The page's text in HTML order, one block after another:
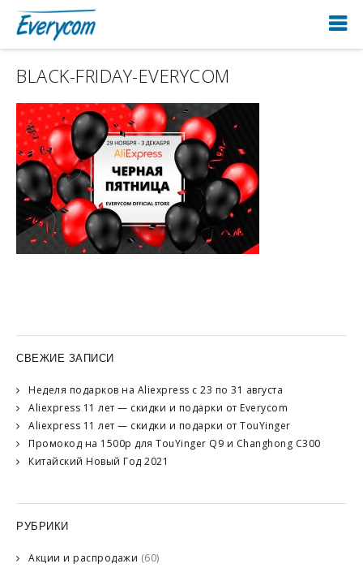
BLACK-FRIDAY-EVERYCOM
СВЕЖИЕ ЗАПИСИ
Неделя подарков на Aliexpress с 23 по 31 августа
Aliexpress 11 лет — скидки и подарки от Everycom
Aliexpress 11 лет — скидки и подарки от TouYinger
Промокод на 1500р для TouYinger Q9 и Changhong C300
Китайский Новый Год 2021
РУБРИКИ
Акции и распродажи (60)